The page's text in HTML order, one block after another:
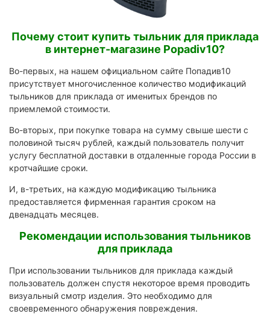
Почему стоит купить тыльник для приклада
в интернет-магазине Popadiv10?
Во-первых, на нашем официальном сайте Попадив10
присутствует многочисленное количество модификаций
тыльников для приклада от именитых брендов по
приемлемой стоимости.
Во-вторых, при покупке товара на сумму свыше шести с
половиной тысяч рублей, каждый пользователь получит
услугу бесплатной доставки в отдаленные города России в
кротчайшие сроки.
И, в-третьих, на каждую модификацию тыльника
предоставляется фирменная гарантия сроком на
двенадцать месяцев.
Рекомендации использования тыльников
для приклада
При использовании тыльников для приклада каждый
пользователь должен спустя некоторое время проводить
визуальный смотр изделия. Это необходимо для
своевременного обнаружения повреждения.